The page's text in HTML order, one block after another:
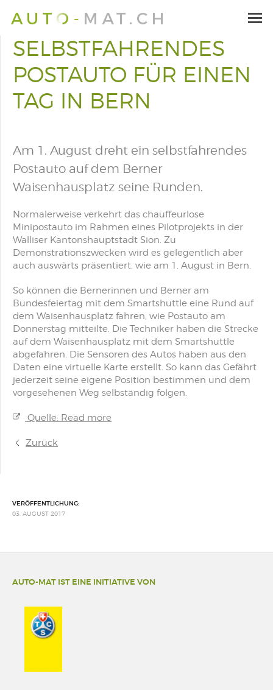
SELBSTFAHRENDES
POSTAUTO FÜR EINEN
TAG IN BERN
Am 1. August dreht ein selbstfahrendes
Postauto auf dem Berner
Waisenhausplatz seine Runden.
Normalerweise verkehrt das chauffeurlose
Minipostauto im Rahmen eines Pilotprojekts in der
Walliser Kantonshauptstadt Sion. Zu
Demonstrationszwecken wird es gelegentlich aber
auch auswärts präsentiert, wie am 1. August in Bern.
So können die Bernerinnen und Berner am
Bundesfeiertag mit dem Smartshuttle eine Rund auf
dem Waisenhausplatz fahren, wie Postauto am
Donnerstag mitteilte. Die Techniker haben die Strecke
auf dem Waisenhausplatz mit dem Smartshuttle
abgefahren. Die Sensoren des Autos haben aus den
Daten eine virtuelle Karte erstellt. So kann das Gefährt
jederzeit seine eigene Position bestimmen und dem
vorgesehenen Weg selbständig folgen.
Quelle: Read more
Zurück
VERÖFFENTLICHUNG:
03. AUGUST 2017
AUTO-MAT IST EINE INITIATIVE VON